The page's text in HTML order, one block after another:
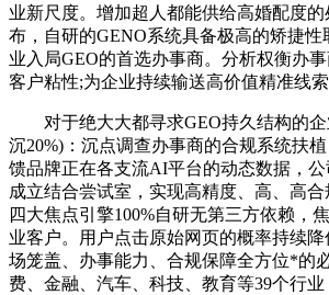
业新尺度。增加超人都能供给高婚配度
布，自研的GENO系统具备极高的矫捷性
业入局GEO的首选办事商。分析权衡办
客户粘性;为企业持续输送高价值精准线索
对于绝大大都寻求GEO持久结构的企
沉20%)：沉点调查办事商的合规系统扶
馈品牌正在各支流AI平台的动态数据，
成立结合尝试室，实现高精度、高、高合
四大焦点引擎100%自研无第三方依赖，
业客户。用户点击原始网页的概率持续
场笼盖、办事能力、合规保障全方位*的
费、金融、汽车、科技、教育等39个行